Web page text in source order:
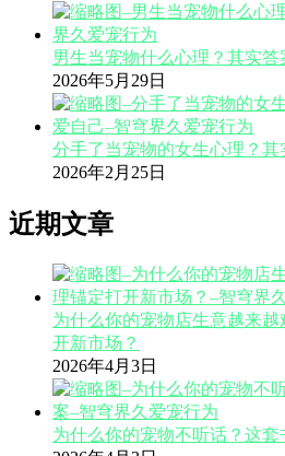
男生当宠物什么心理？其实答
2026年5月29日
分手了当宠物的女生心理？
2026年2月25日
近期文章
为什么你的宠物店生意越来
开新市场？
2026年4月3日
为什么你的宠物不听话？这